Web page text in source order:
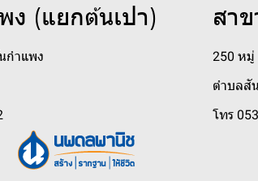
ง (แยกต้นเปา)
กำแพง
สา
250 หมู่
ตำบลสั
โทร